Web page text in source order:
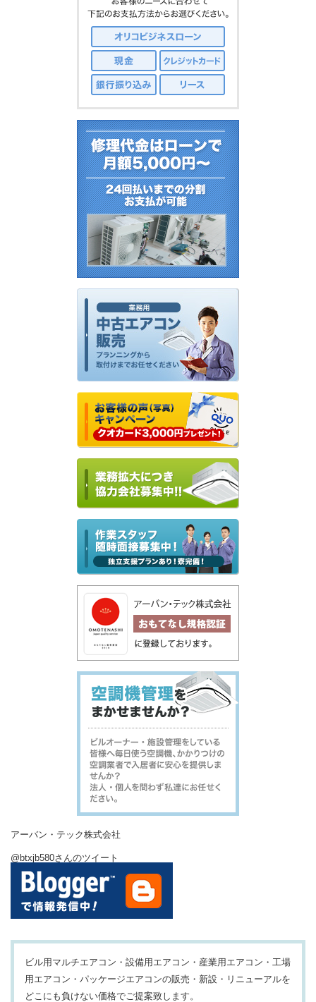
アーバン・テック株式会社
@btxjb580さんのツイート
ビル用マルチエアコン・設備用エアコン・産業用エアコン・工場
用エアコン・パッケージエアコンの販売・新設・リニューアルを
どこにも負けない価格でご提案致します。